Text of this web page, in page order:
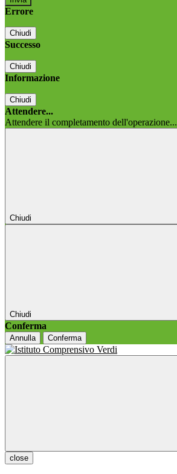
Errore
Chiudi
Successo
Chiudi
Informazione
Chiudi
Attendere...
Attendere il completamento dell'operazione...
Chiudi
Chiudi
Conferma
Annulla Conferma
close